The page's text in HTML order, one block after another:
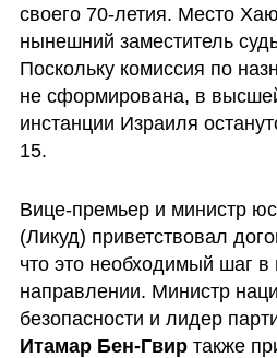
своего 70-летия. Место
нынешний заместитель
Поскольку комиссия по
не сформирована, в
инстанции Израиля
15.
Вице-премьер и министр
(Ликуд) приветствовал
что это необходимый шаг
направлении. Министр
Итамар Бен-Гвир также